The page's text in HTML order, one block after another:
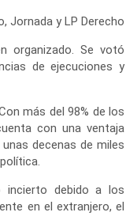
Jornada y LP Derecho
organizado. Se votó
de ejecuciones y
más del 98% de los
con una ventaja
decenas de miles
incierto debido a los
en el extranjero, el